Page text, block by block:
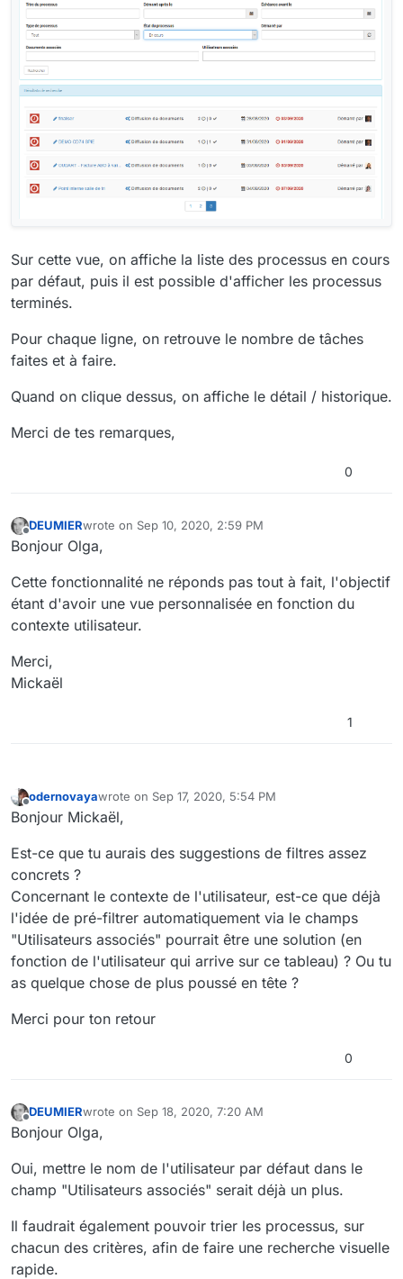
Sur cette vue, on affiche la liste des processus en cours
par défaut, puis il est possible d'afficher les processus
terminés.
Pour chaque ligne, on retrouve le nombre de tâches
faites et à faire.
Quand on clique dessus, on affiche le détail / historique.
Merci de tes remarques,
0
Offline
DEUMIERwrote on Sep 10, 2020, 2:59 PM
last edited by
Bonjour Olga,
Cette fonctionnalité ne réponds pas tout à fait, l'objectif
étant d'avoir une vue personnalisée en fonction du
contexte utilisateur.
Merci,
Mickaël
1
Offline
odernovayawrote on Sep 17, 2020, 5:54 PM
last edited by odernovayaSep 17, 2020, 7:54 PM
Bonjour Mickaël,
Est-ce que tu aurais des suggestions de filtres assez
concrets ?
Concernant le contexte de l'utilisateur, est-ce que déjà
l'idée de pré-filtrer automatiquement via le champs
"Utilisateurs associés" pourrait être une solution (en
fonction de l'utilisateur qui arrive sur ce tableau) ? Ou tu
as quelque chose de plus poussé en tête ?
Merci pour ton retour
0
Offline
DEUMIERwrote on Sep 18, 2020, 7:20 AM
last edited by
Bonjour Olga,
Oui, mettre le nom de l'utilisateur par défaut dans le
champ "Utilisateurs associés" serait déjà un plus.
Il faudrait également pouvoir trier les processus, sur
chacun des critères, afin de faire une recherche visuelle
rapide.